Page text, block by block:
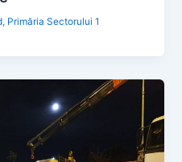
, Primăria Sectorului 1